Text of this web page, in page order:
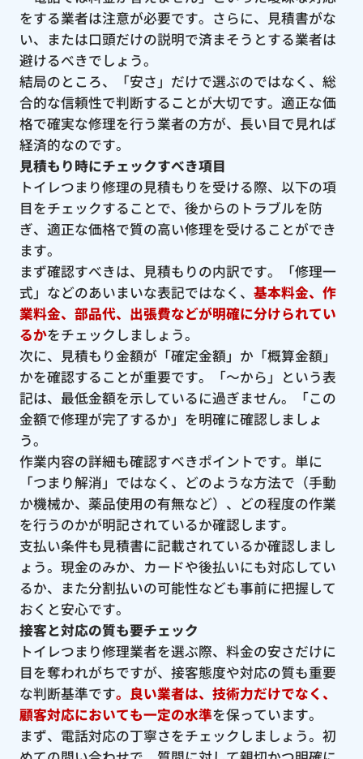
をする業者は注意が必要です。さらに、見積書がな
い、または口頭だけの説明で済まそうとする業者は
避けるべきでしょう。
結局のところ、「安さ」だけで選ぶのではなく、総
合的な信頼性で判断することが大切です。適正な価
格で確実な修理を行う業者の方が、長い目で見れば
経済的なのです。
見積もり時にチェックすべき項目
トイレつまり修理の見積もりを受ける際、以下の項
目をチェックすることで、後からのトラブルを防
ぎ、適正な価格で質の高い修理を受けることができ
ます。
まず確認すべきは、見積もりの内訳です。「修理一
式」などのあいまいな表記ではなく、 基本料金、作
業料金、部品代、出張費などが明確に分けられてい
るかをチェックしましょう。
次に、見積もり金額が「確定金額」か「概算金額」
かを確認することが重要です。「〜から」という表
記は、最低金額を示しているに過ぎません。「この
金額で修理が完了するか」を明確に確認しましょ
う。
作業内容の詳細も確認すべきポイントです。単に
「つまり解消」ではなく、どのような方法で（手動
か機械か、薬品使用の有無など）、どの程度の作業
を行うのかが明記されているか確認します。
支払い条件も見積書に記載されているか確認しまし
ょう。現金のみか、カードや後払いにも対応してい
るか、また分割払いの可能性なども事前に把握して
おくと安心です。
接客と対応の質も要チェック
トイレつまり修理業者を選ぶ際、料金の安さだけに
目を奪われがちですが、接客態度や対応の質も重要
な判断基準です。良い業者は、技術力だけでなく、
顧客対応においても一定の水準を保っています。
まず、電話対応の丁寧さをチェックしましょう。初